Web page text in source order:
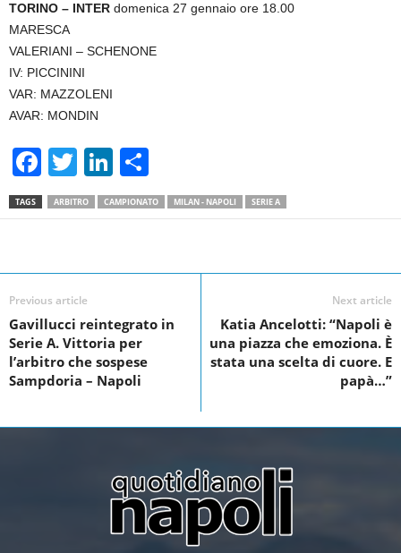
TORINO – INTER domenica 27 gennaio ore 18.00
MARESCA
VALERIANI – SCHENONE
IV: PICCININI
VAR: MAZZOLENI
AVAR: MONDIN
F
a
c
b
o
o
k
T
wi
tt
Li
n
k
dI
h
ar
TAGS ARBITRO CAMPIONATO MILAN - NAPOLI SERIE A
Previous article
Gavillucci reintegrato in
Serie A. Vittoria per
l’arbitro che sospese
Sampdoria – Napoli
Next article
Katia Ancelotti: “Napoli è
una piazza che emoziona. È
stata una scelta di cuore. E
papà…”